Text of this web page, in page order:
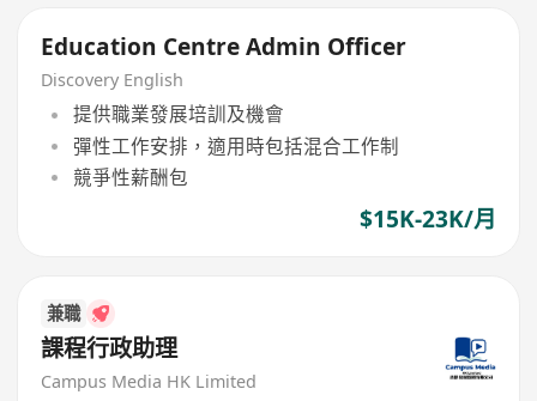
Education Centre Admin Officer
Discovery English
提供職業發展培訓及機會
彈性工作安排，適用時包括混合工作制
競爭性薪酬包
$15K-23K/月
兼職
課程行政助理
Campus Media HK Limited